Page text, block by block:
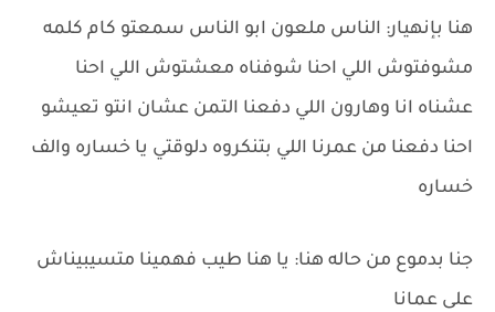
هنا بإنهيار: الناس ملعون ابو الناس سمعتو كام كلمه
مشوفتوش اللي احنا شوفناه معشتوش اللي احنا
عشناه انا وهارون اللي دفعنا التمن عشان انتو تعيشو
احنا دفعنا من عمرنا اللي بتنكروه دلوقتي يا خساره والف
خساره
جنا بدموع من حاله هنا: يا هنا طيب فهمينا متسيبيناش
على عمانا